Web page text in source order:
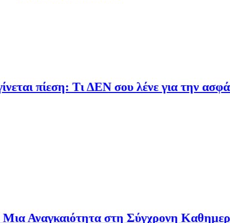
Τι ΔΕΝ σου λένε για την ασφάλιση
στη Σύγχρονη